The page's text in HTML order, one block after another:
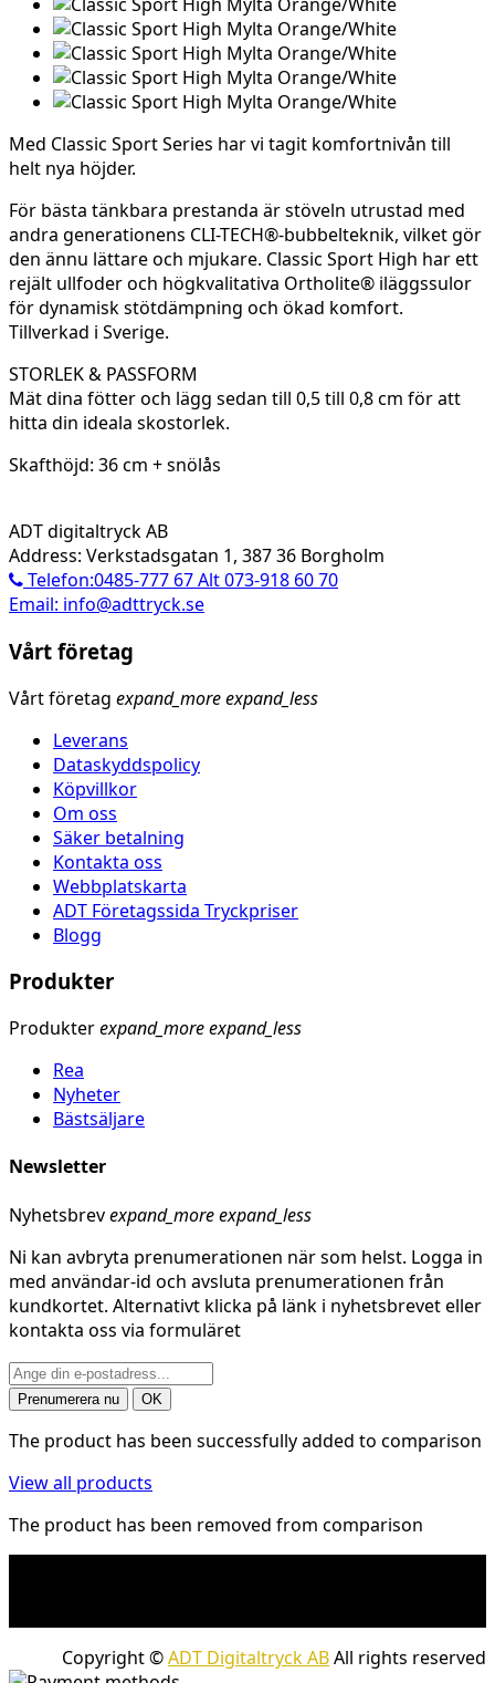
Med Classic Sport Series har vi tagit komfortnivån till
helt nya höjder.
För bästa tänkbara prestanda är stöveln utrustad med
andra generationens CLI-TECH®-bubbelteknik, vilket gör
den ännu lättare och mjukare. Classic Sport High har ett
rejält ullfoder och högkvalitativa Ortholite® iläggssulor
för dynamisk stötdämpning och ökad komfort.
Tillverkad i Sverige.
STORLEK & PASSFORM
Mät dina fötter och lägg sedan till 0,5 till 0,8 cm för att
hitta din ideala skostorlek.
Skafthöjd: 36 cm + snölås
ADT digitaltryck AB
Address: Verkstadsgatan 1, 387 36 Borgholm
Telefon:0485-777 67 Alt 073-918 60 70
Email: info@adttryck.se
Vårt företag
Vårt företag expand_moreexpand_less
Leverans
Dataskyddspolicy
Köpvillkor
Om oss
Säker betalning
Kontakta oss
Webbplatskarta
ADT Företagssida Tryckpriser
Blogg
Produkter
Produkterexpand_moreexpand_less
Rea
Nyheter
Bästsäljare
Newsletter
Nyhetsbrevexpand_moreexpand_less
Ni kan avbryta prenumerationen när som helst. Logga in
med användar-id och avsluta prenumerationen från
kundkortet. Alternativt klicka på länk i nyhetsbrevet eller
kontakta oss via formuläret
The product has been successfully added to comparison
View all products
The product has been removed from comparison
Copyright ©ADT Digitaltryck ABAll rights reserved